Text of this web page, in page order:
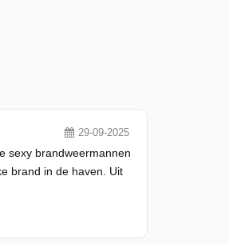
29-09-2025
sexy brandweermannen
brand in de haven. Uit